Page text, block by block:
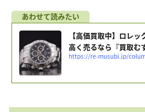
【高価買取中】ロレ
高く売るなら『買取む
https://re-musubi.jp/